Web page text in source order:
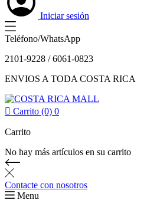
Iniciar sesión
Teléfono/WhatsApp
2101-9228 / 6061-0823
ENVIOS A TODA COSTA RICA
 Carrito (0) 0
Carrito
No hay más artículos en su carrito
Contacte con nosotros
Menu